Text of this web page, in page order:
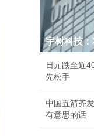
宇树科技
日元跌至近
先松手
中国五箭齐
有意思的话